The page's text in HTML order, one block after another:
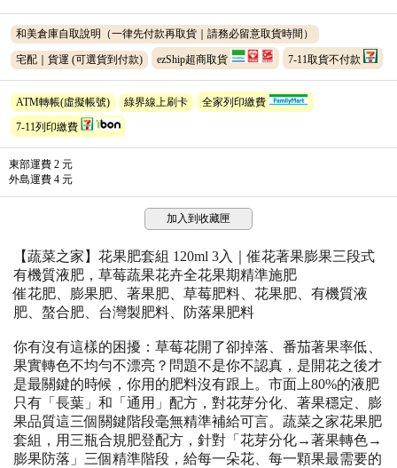
和美倉庫自取說明（一律先付款再取貨｜請務必留意取貨時間）
宅配｜貨運 (可選貨到付款) ezShip超商取貨 7-11取貨不付款
ATM轉帳(虛擬帳號) 綠界線上刷卡
全家列印繳費
7-11列印繳費
東部運費 2 元
外島運費 4 元
加入到收藏匣
【蔬菜之家】花果肥套組 120ml 3入｜催花著果膨果三段式
有機質液肥，草莓蔬果花卉全花果期精準施肥
催花肥、膨果肥、著果肥、草莓肥料、花果肥、有機質液
肥、螯合肥、台灣製肥料、防落果肥料
你有沒有這樣的困擾：草莓花開了卻掉落、番茄著果率低、
果實轉色不均勻不漂亮？問題不是你不認真，是開花之後才
是最關鍵的時候，你用的肥料沒有跟上。市面上80%的液肥
只有「長葉」和「通用」配方，對花芽分化、著果穩定、膨
果品質這三個關鍵階段毫無精準補給可言。蔬菜之家花果肥
套組，用三瓶合規肥登配方，針對「花芽分化→著果轉色→
膨果防落」三個精準階段，給每一朵花、每一顆果最需要的